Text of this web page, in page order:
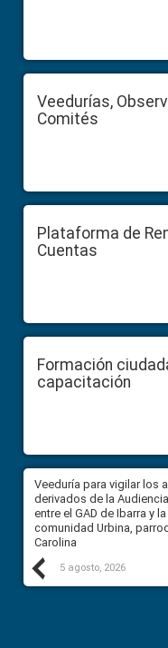
Veedurías,
Comités
Plataforma de
Cuentas
Formación
capacitación
Previous
Veeduría para vigilar los
derivados de la
entre el GAD de Ibarra y la
comunidad Urbina,
Carolina
5 agosto, 2026